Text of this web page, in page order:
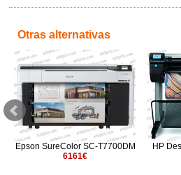
Otras alternativas
Epson SureColor SC-T7700DM
6161€
HP